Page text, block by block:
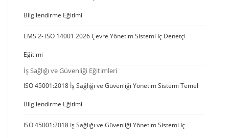
Bilgilendirme Eğitimi
EMS 2- ISO 14001 2026 Çevre Yönetim Sistemi İç Denetçi
Eğitimi
İş Sağlığı ve Güvenliği Eğitimleri
ISO 45001:2018 İş Sağlığı ve Güvenliği Yönetim Sistemi Temel
Bilgilendirme Eğitimi
ISO 45001:2018 İş Sağlığı ve Güvenliği Yönetim Sistemi İç